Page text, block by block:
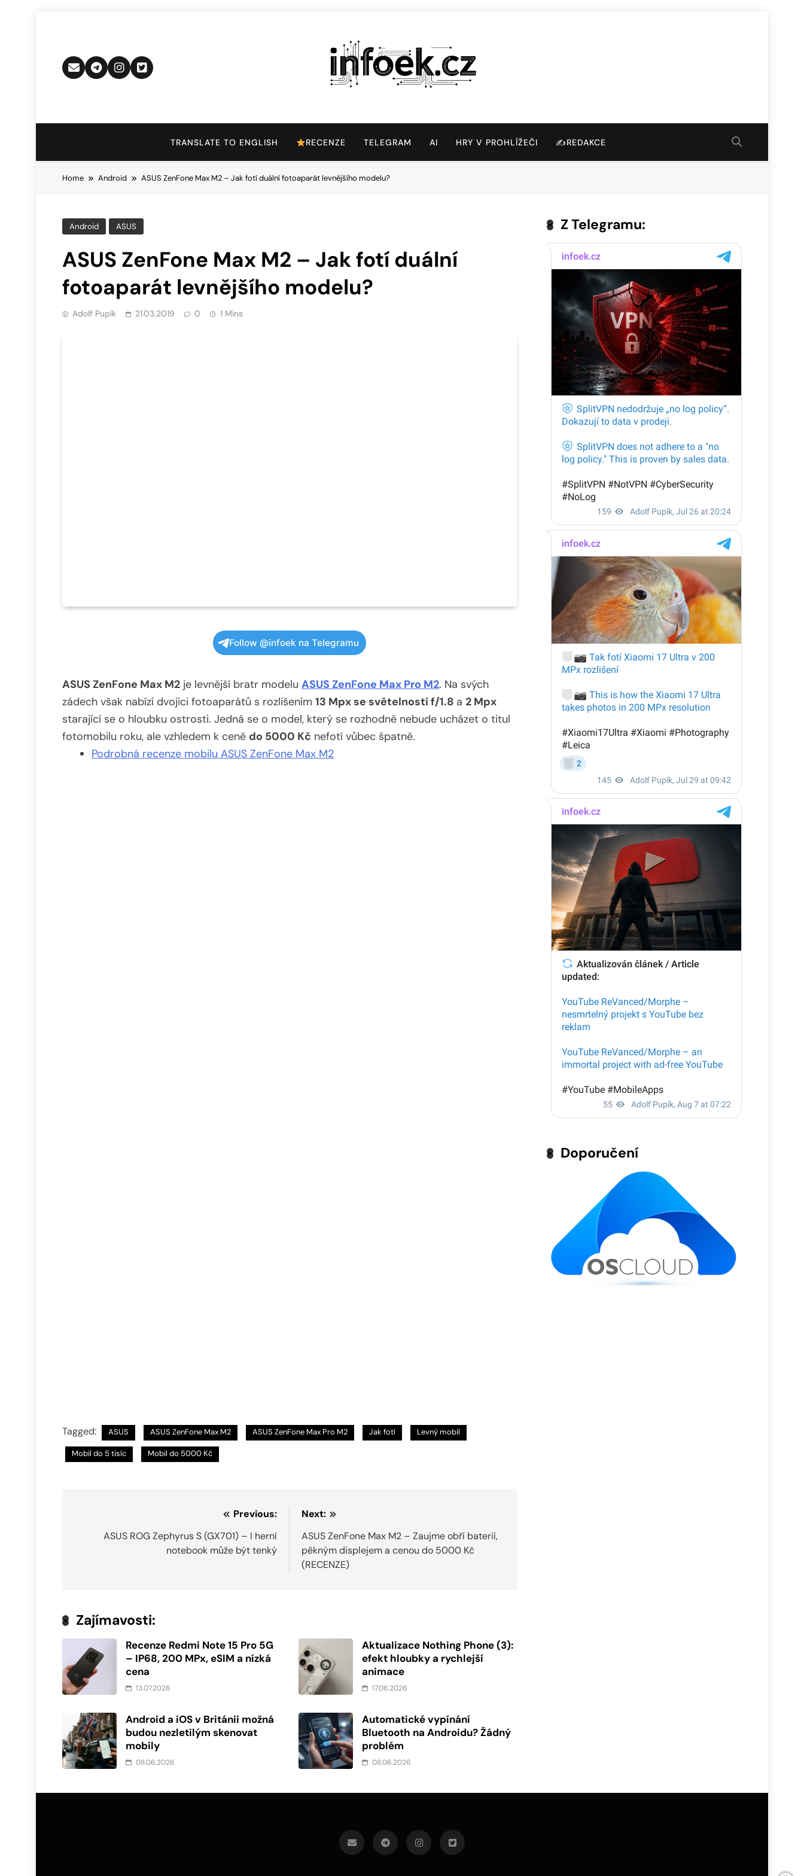
Infoek.cz
TRANSLATE TO ENGLISH RECENZE TELEGRAM AI HRY V PROHLÍŽEČI ✍️REDAKCE
Home Android ASUS ZenFone Max M2 – Jak fotí duální fotoaparát levnějšího modelu?
Android ASUS
ASUS ZenFone Max M2 – Jak fotí duální
fotoaparát levnějšího modelu?
Adolf Pupík 21.03.2019 0 1 Mins
Follow @infoek na Telegramu
ASUS ZenFone Max M2 je levnější bratr modelu ASUS ZenFone Max Pro M2. Na svých
zádech však nabízí dvojici fotoaparátů s rozlišením 13 Mpx se světelností f/1.8 a 2 Mpx
starající se o hloubku ostrosti. Jedná se o model, který se rozhodně nebude ucházet o titul
fotomobilu roku, ale vzhledem k ceně do 5000 Kč nefotí vůbec špatně.
Podrobná recenze mobilu ASUS ZenFone Max M2
Tagged: ASUS ASUS ZenFone Max M2 ASUS ZenFone Max Pro M2 Jak fotí Levný mobil
Mobil do 5 tisíc Mobil do 5000 Kč
Previous:
ASUS ROG Zephyrus S (GX701) – I herní
notebook může být tenký
Next:
ASUS ZenFone Max M2 – Zaujme obří baterií,
pěkným displejem a cenou do 5000 Kč
(RECENZE)
Zajímavosti:
Recenze Redmi Note 15 Pro 5G
– IP68, 200 MPx, eSIM a nízká
cena
13.07.2026
Aktualizace Nothing Phone (3):
efekt hloubky a rychlejší
animace
17.06.2026
Android a iOS v Británii možná
budou nezletilým skenovat
mobily
08.06.2026
Automatické vypínání
Bluetooth na Androidu? Žádný
problém
08.06.2026
Z Telegramu:
Doporučení